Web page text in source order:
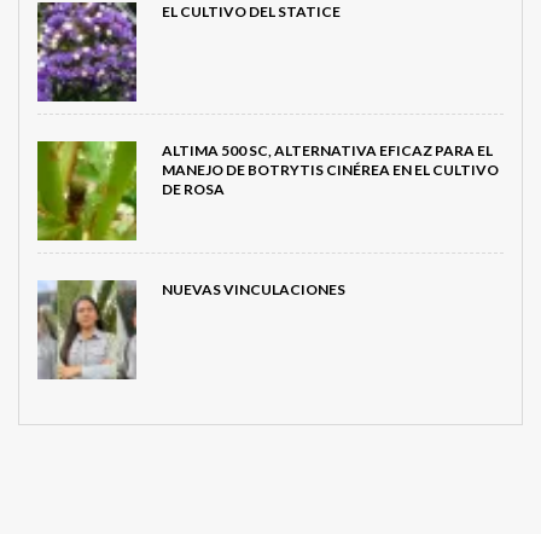
EL CULTIVO DEL STATICE
ALTIMA 500 SC, ALTERNATIVA EFICAZ PARA EL
MANEJO DE BOTRYTIS CINÉREA EN EL CULTIVO
DE ROSA
NUEVAS VINCULACIONES